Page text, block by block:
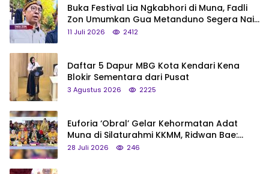
Buka Festival Lia Ngkabhori di Muna, Fadli
Zon Umumkan Gua Metanduno Segera Naik
Status Jadi Cagar Budaya Nasional
11 Juli 2026 2412
Daftar 5 Dapur MBG Kota Kendari Kena
Blokir Sementara dari Pusat
3 Agustus 2026 2225
Euforia ‘Obral’ Gelar Kehormatan Adat
Muna di Silaturahmi KKMM, Ridwan Bae:
Saya Bukan Tipe Begitu, Belum Pantas!
28 Juli 2026 246